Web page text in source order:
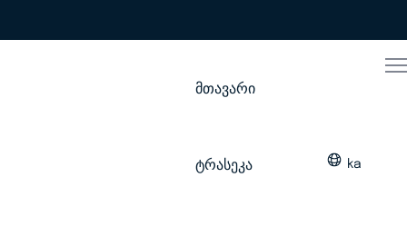
მთავარი
ტრასეკა ka